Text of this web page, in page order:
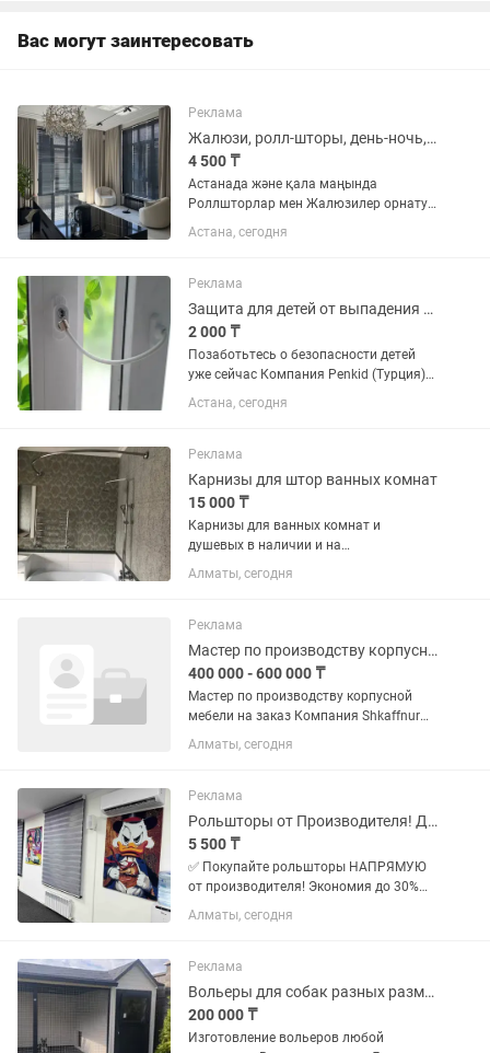
й...
Вас могут заинтересовать
Реклама
Жалюзи, ролл-шторы, день-ночь, дуэт Астана
4 500 ₸
Астанада және қала маңында
Роллшторлар мен Жалюзилер орнату -
сапалы және жылдам! Терезелеріңізді
стильді және ұқыпты жаңартамыз. Біз
Астана, сегодня
Реклама
Защита для детей от выпадения из окон, Трос ограничитель Penkid
2 000 ₸
Позаботьтесь о безопасности детей
уже сейчас Компания Penkid (Турция)
изготавливает запатентованные
тросовые ограничители,
защиты детей от выпадения из...
Астана, сегодня
Реклама
Карнизы для штор ванных комнат
15 000 ₸
Карнизы для ванных комнат и
душевых в наличии и на
заказ,изготовления из качественной
нержавеющей стали.Без провисания и
рынке,гарантия 3 года.Доставки и
установки...
Алматы, сегодня
Реклама
Мастер по производству корпусной мебели
400 000 - 600 000 ₸
Мастер по производству корпусной
мебели на заказ Компания Shkaffnur
(20 лет на рынке) приглашает в
команду опытных мастеров по
вы хотите работать в стабильной...
Алматы, сегодня
Реклама
Рольшторы от Производителя! Дешево! День-Ночь/Блэкаут Дуэт зебра
5 500 ₸
✅ Покупайте рольшторы НАПРЯМУЮ
от производителя! Экономия до 30%
без посредников. ✅ Собственное
производство в Казахстане: Полный
материалы (ткань, пластик,
алюминий),...
Алматы, сегодня
Реклама
Вольеры для собак разных размеров
200 000 ₸
Изготовление вольеров любой